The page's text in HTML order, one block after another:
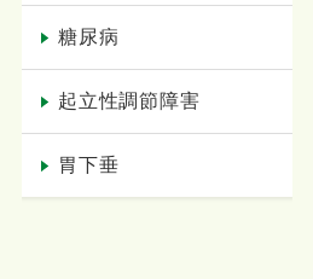
糖尿病
起立性調節障害
胃下垂